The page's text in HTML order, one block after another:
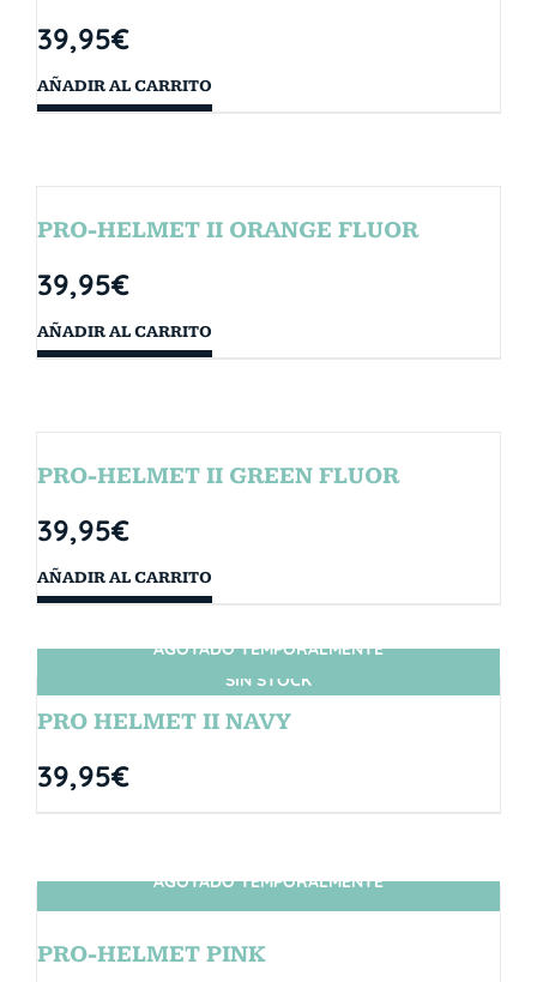
39,95€
AÑADIR AL CARRITO
PRO-HELMET II ORANGE FLUOR
39,95€
AÑADIR AL CARRITO
PRO-HELMET II GREEN FLUOR
39,95€
AÑADIR AL CARRITO
SIN STOCK
AGOTADO TEMPORALMENTE
PRO HELMET II NAVY
39,95€
SIN STOCK
AGOTADO TEMPORALMENTE
PRO-HELMET PINK